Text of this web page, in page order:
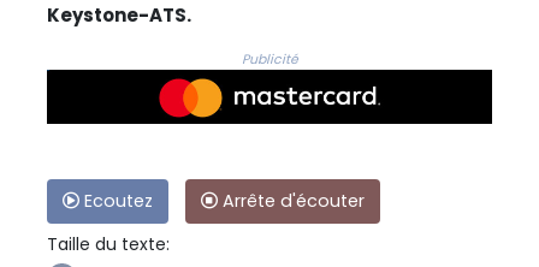
Keystone-ATS.
Publicité
Ecoutez
Arrête d'écouter
Taille du texte: